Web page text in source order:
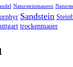
Natursteinmauern
Sandstein
trockenmauer